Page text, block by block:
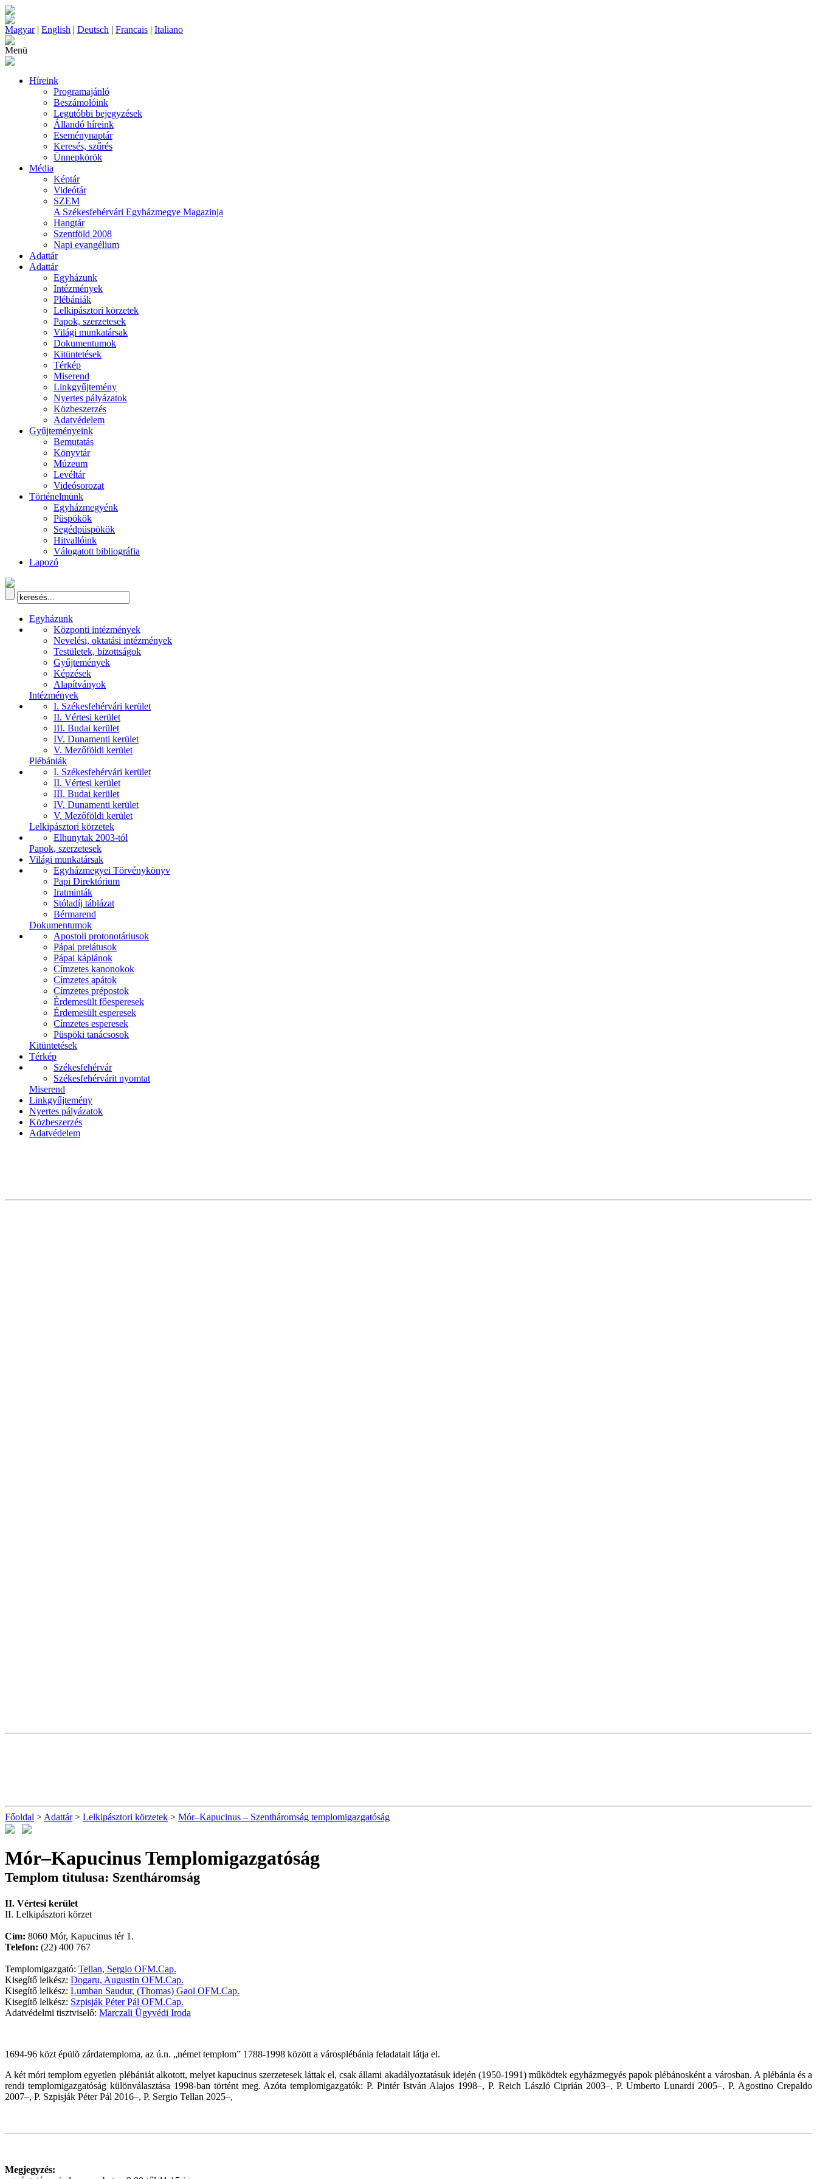
Magyar| English | Deutsch | Francais | Italiano
Menü
Híreink
Programajánló
Beszámolóink
Legutóbbi bejegyzések
Állandó híreink
Eseménynaptár
Keresés, szűrés
Ünnepkörök
Média
Képtár
Videótár
SZEM
A Székesfehérvári Egyházmegye Magazinja
Hangtár
Szentföld 2008
Napi evangélium
Adattár
Adattár
Egyházunk
Intézmények
Plébániák
Lelkipásztori körzetek
Papok, szerzetesek
Világi munkatársak
Dokumentumok
Kitüntetések
Térkép
Miserend
Linkgyűjtemény
Nyertes pályázatok
Közbeszerzés
Adatvédelem
Gyűjteményeink
Bemutatás
Könyvtár
Múzeum
Levéltár
Videósorozat
Történelmünk
Egyházmegyénk
Püspökök
Segédpüspökök
Hitvallóink
Válogatott bibliográfia
Lapozó
Egyházunk
Központi intézmények
Nevelési, oktatási intézmények
Testületek, bizottságok
Gyűjtemények
Képzések
Alapítványok
Intézmények
I. Székesfehérvári kerület
II. Vértesi kerület
III. Budai kerület
IV. Dunamenti kerület
V. Mezőföldi kerület
Plébániák
I. Székesfehérvári kerület
II. Vértesi kerület
III. Budai kerület
IV. Dunamenti kerület
V. Mezőföldi kerület
Lelkipásztori körzetek
Elhunytak 2003-tól
Papok, szerzetesek
Világi munkatársak
Egyházmegyei Törvénykönyv
Papi Direktórium
Iratminták
Stóladíj táblázat
Bérmarend
Dokumentumok
Apostoli protonotáriusok
Pápai prelátusok
Pápai káplánok
Címzetes kanonokok
Címzetes apátok
Címzetes prépostok
Érdemesült főesperesek
Érdemesült esperesek
Címzetes esperesek
Püspöki tanácsosok
Kitüntetések
Térkép
Székesfehérvár
Székesfehérvárit nyomtat
Miserend
Linkgyűjtemény
Nyertes pályázatok
Közbeszerzés
Adatvédelem
Főoldal > Adattár> Lelkipásztori körzetek > Mór–Kapucinus – Szentháromság templomigazgatóság
Mór–Kapucinus Templomigazgatóság
Templom titulusa: Szentháromság
II. Vértesi kerület
II. Lelkipásztori körzet
Cím: 8060 Mór, Kapucinus tér 1.
Telefon: (22) 400 767
Templomigazgató: Tellan, Sergio OFM.Cap.
Kisegítő lelkész: Dogaru, Augustin OFM.Cap.
Kisegítő lelkész: Lumban Saudur, (Thomas) Gaol OFM.Cap.
Kisegítő lelkész: Szpisják Péter Pál OFM.Cap.
Adatvédelmi tisztviselő: Marczali Ügyvédi Iroda
1694-96 közt épülõ zárdatemploma, az ú.n. „német templom” 1788-1998 között a városplébánia feladatait látja el.
A két móri templom egyetlen plébániát alkotott, melyet kapucinus szerzetesek láttak el, csak állami akadályoztatásuk idején (1950-1991) mûködtek egyházmegyés papok plébánosként a városban. A plébánia és a
rendi templomigazgatóság különválasztása 1998-ban történt meg. Azóta templomigazgatók: P. Pintér István Alajos 1998–, P. Reich László Ciprián 2003–, P. Umberto Lunardi 2005–, P. Agostino Crepaldo
2007–, P. Szpisják Péter Pál 2016–, P. Sergio Tellan 2025–,
Megjegyzés: